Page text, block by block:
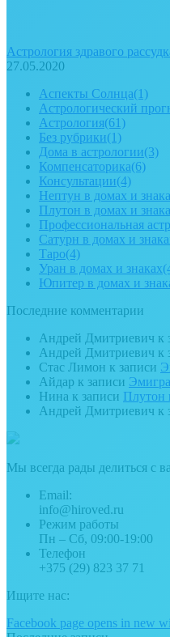
Астрология здравого
27.05.2020
Аспекты Солнца(1)
Астрологический
Астрология(61)
Без рубрики(1)
Дома в астрологии(3)
Компенсаторика(6)
Консультации(4)
Нептун в домах и
Плутон в домах и
Профессиональная
Сатурн в домах и
Таро(4)
Уран в домах и знаках
Юпитер в домах и
Последние комментарии
Андрей Дмитриевич к
Андрей Дмитриевич к
Стас Лимон к записи
Айдар к записи
Нина к записи Плутон
Андрей Дмитриевич к
Мы всегда рады делиться с
Email:
info@hiroved.ru
Режим работы
Пн – Сб, 09:00-19:00
Телефон
+375 (29) 823 37 71
Ищите нас:
Facebook page opens in new